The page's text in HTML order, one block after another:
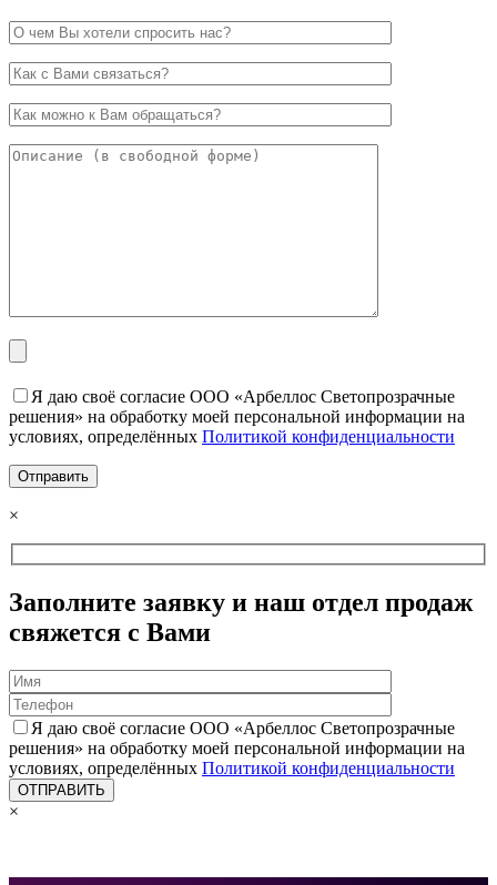
Я даю своё согласие ООО «Арбеллос Светопрозрачные
решения» на обработку моей персональной информации на
условиях, определённых Политикой конфиденциальности
×
Заполните заявку и наш отдел продаж
свяжется с Вами
Я даю своё согласие ООО «Арбеллос Светопрозрачные
решения» на обработку моей персональной информации на
условиях, определённых Политикой конфиденциальности
×